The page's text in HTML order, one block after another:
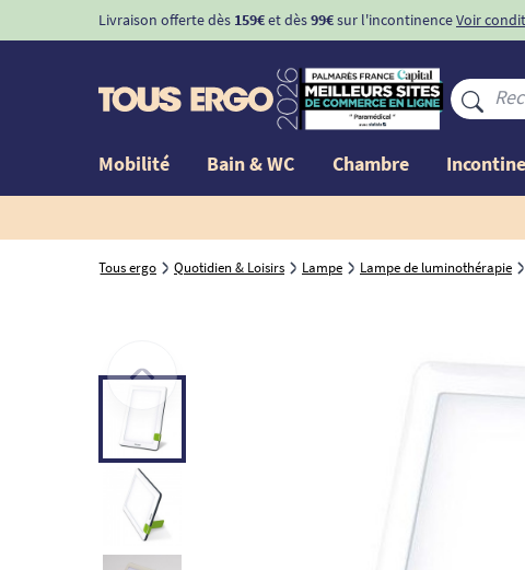
Livraison offerte dès 159€et dès99€sur l'incontinenceVoir
Mobilité Bain & WC Chambre
Tous ergo Quotidien & Loisirs Lampe Lampe de luminothérapie